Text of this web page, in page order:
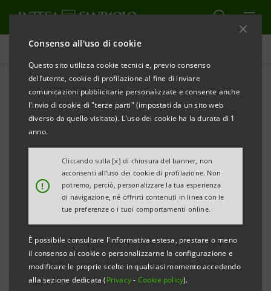
Consenso all'uso di cookie
Questo sito utilizza cookie tecnici e, previo consenso
dell’utente, cookie di profilazione al fine di inviare
comunicazioni pubblicitarie personalizzate e consente anche
l'invio di cookie di "terze parti" (impostati da un sito web
diverso da quello visitato). L'uso dei cookie ha la durata di 1
anno.
!
Cliccando sulla [x] di chiusura del banner, non
acconsenti all’uso dei cookie di profilazione. Non
potremo, perciò, personalizzare la tua esperienza
di navigazione, né offrirti contenuti in linea con le
tue preferenze o i tuoi comportamenti online.
È possibile consultare l'informativa estesa, prestare o meno
il consenso ai cookie o personalizzarne la configurazione e
modificare le proprie scelte in qualsiasi momento accedendo
alla sezione dedicata (Privacy- Cookie policy).
Comunicati stampa
STAMPA AGGIORNA
AL VIA OPENING FUTURE, IL NUOVO PORTALE
DIGITALE PER PMI, STARTUP, STUDENTI E DOCENTI
Entra nel vivo la collaborazione tra Google Cloud, Intesa
Sanpaolo e Noovle (Gruppo TIM) per favorire la diffusione
delle competenze tecnologiche nel tessuto produttivo
piemontese